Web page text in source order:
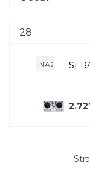
NAZOVI